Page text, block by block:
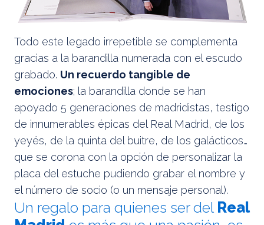
Todo este legado irrepetible se complementa
gracias a la barandilla numerada con el escudo
grabado. Un recuerdo tangible de
emociones; la barandilla donde se han
apoyado 5 generaciones de madridistas, testigo
de innumerables épicas del Real Madrid, de los
yeyés, de la quinta del buitre, de los galácticos…
que se corona con la opción de personalizar la
placa del estuche pudiendo grabar el nombre y
el número de socio (o un mensaje personal).
Un regalo para quienes ser del Real